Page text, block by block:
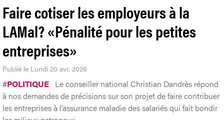
Faire cotiser les employeurs à la
LAMal? «Pénalité pour les petites
entreprises»
Publié le Lundi 20 avr. 2026
#POLITIQUE Le conseiller national Christian Dandrès répond
à nos demandes de précisions sur son projet de faire contribuer
les entreprises à l’assurance maladie des salariés qui fait bondir